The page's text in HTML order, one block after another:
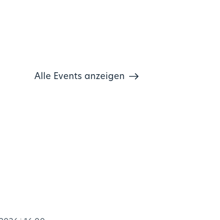
Alle Events anzeigen